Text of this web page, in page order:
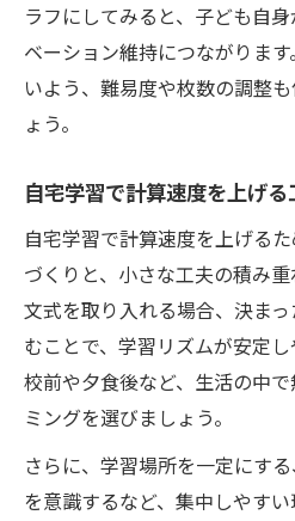
ラフにしてみると、子ども自
ベーション維持につながりま
いよう、難易度や枚数の調整
ょう。
自宅学習で計算速度を上げ
自宅学習で計算速度を上げる
づくりと、小さな工夫の積み
文式を取り入れる場合、決ま
むことで、学習リズムが安定
校前や夕食後など、生活の中
ミングを選びましょう。
さらに、学習場所を一定にす
を意識するなど、集中しやすい